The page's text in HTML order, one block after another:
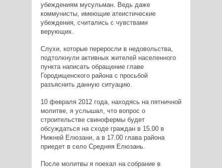
убеждениям мусульман. Ведь даже
коммунисты, имеющие атеистические
убеждения, считались с чувствами
верующих.
Слухи, которые переросли в недовольства,
подтолкнули активных жителей населенного
пункта написать обращение главе
Городищенского района с просьбой
разъяснить данную ситуацию.
10 февраля 2012 года, находясь на пятничной
молитве, я услышал, что вопрос о
строительстве свинофермы будет
обсуждаться на сходе граждан в 15.00 в
Нижней Елюзани, а в 17.00 глава района
приедет в село Средняя Елюзань.
После молитвы я поехал на собрание в